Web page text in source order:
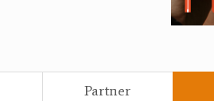
Partner